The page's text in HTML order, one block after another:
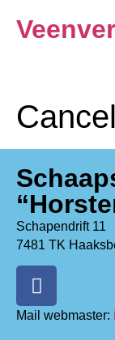
inhoud
Schapendrift 11
7481 TK
Mail webmaster: